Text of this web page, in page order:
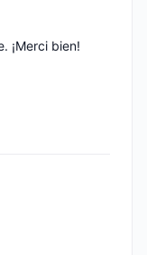
¡Merci bien!